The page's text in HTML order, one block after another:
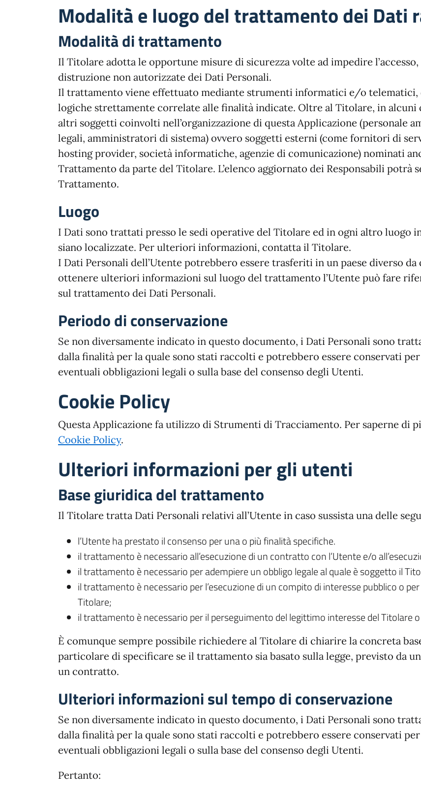
Modalità e luogo del trattamento dei Dati
Modalità di trattamento
Il Titolare adotta le opportune misure di sicurezza volte ad impedire
distruzione non autorizzate dei Dati Personali.
Il trattamento viene effettuato mediante strumenti informatici e/o telematici,
logiche strettamente correlate alle finalità indicate. Oltre al Titolare, in alcuni
altri soggetti coinvolti nell’organizzazione di questa Applicazione (personale
legali, amministratori di sistema) ovvero soggetti esterni (come fornitori di
hosting provider, società informatiche, agenzie di comunicazione) nominati
Trattamento da parte del Titolare. L’elenco aggiornato dei Responsabili potrà
Trattamento.
Luogo
I Dati sono trattati presso le sedi operative del Titolare ed in ogni altro luogo
siano localizzate. Per ulteriori informazioni, contatta il Titolare.
I Dati Personali dell’Utente potrebbero essere trasferiti in un paese diverso
ottenere ulteriori informazioni sul luogo del trattamento l’Utente può fare
sul trattamento dei Dati Personali.
Periodo di conservazione
Se non diversamente indicato in questo documento, i Dati Personali sono
dalla finalità per la quale sono stati raccolti e potrebbero essere conservati
eventuali obbligazioni legali o sulla base del consenso degli Utenti.
Cookie Policy
Questa Applicazione fa utilizzo di Strumenti di Tracciamento. Per saperne di
Cookie Policy.
Ulteriori informazioni per gli utenti
Base giuridica del trattamento
Il Titolare tratta Dati Personali relativi all’Utente in caso sussista una delle
l’Utente ha prestato il consenso per una o più finalità specifiche.
il trattamento è necessario all’esecuzione di un contratto con l’Utente e/o
il trattamento è necessario per adempiere un obbligo legale al quale è soggetto il
il trattamento è necessario per l’esecuzione di un compito di interesse pubblico o
Titolare;
il trattamento è necessario per il perseguimento del legittimo interesse del Titolare
È comunque sempre possibile richiedere al Titolare di chiarire la concreta
particolare di specificare se il trattamento sia basato sulla legge, previsto da
un contratto.
Ulteriori informazioni sul tempo di conservazione
Se non diversamente indicato in questo documento, i Dati Personali sono
dalla finalità per la quale sono stati raccolti e potrebbero essere conservati
eventuali obbligazioni legali o sulla base del consenso degli Utenti.
Pertanto: